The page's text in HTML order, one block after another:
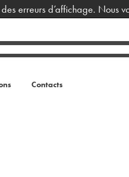
d’affichage. Nous
Contacts